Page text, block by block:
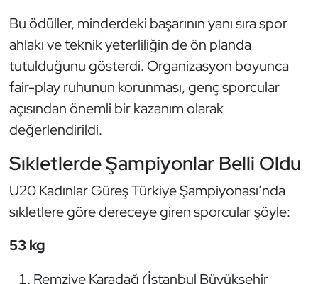
Bu ödüller, minderdeki başarının yanı sıra spor
ahlakı ve teknik yeterliliğin de ön planda
tutulduğunu gösterdi. Organizasyon boyunca
fair-play ruhunun korunması, genç sporcular
açısından önemli bir kazanım olarak
değerlendirildi.
Sıkletlerde Şampiyonlar Belli Oldu
U20 Kadınlar Güreş Türkiye Şampiyonası’nda
sıkletlere göre dereceye giren sporcular şöyle:
53 kg
Remziye Karadağ (İstanbul Büyükşehir
Satranç
Su Topu
Sualtı Sporları
Tekvando
Tenis